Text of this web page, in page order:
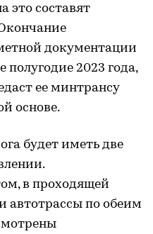
это составят
документации
полугодие 2023 года,
ее минтрансу
основе.
будет иметь две
в проходящей
автотрассы по обеим